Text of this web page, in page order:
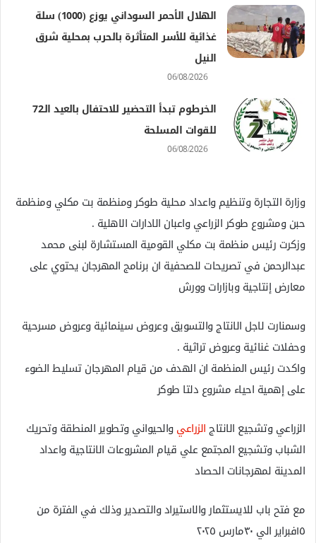
الهلال الأحمر السوداني يوزع (1000) سلة
غذائية للأسر المتأثرة بالحرب بمحلية شرق
النيل
06/08/2026
الخرطوم تبدأ التحضير للاحتفال بالعيد الـ72
للقوات المسلحة
06/08/2026
وزارة التجارة وتنظيم واعداد محلية طوكر ومنظمة بت مكلي ومنظمة
حبن ومشروع طوكر الزراعي واعبان الادارات الاهلية .
وزكرت رئيس منظمة بت مكلي القومية المستشارة لبنى محمد
عبدالرحمن في تصريحات للصحفية ان برنامج المهرجان يحتوي على
معارض إنتاجية وبازارات وورش
وسمنارت لاجل الانتاج والتسويق وعروض سينمائية وعروض مسرحية
وحفلات غنائية وعروض تراثية .
واكدت رئيس المنظمة ان الهدف من قيام المهرجان تسليط الضوء
على إهمية احياء مشروع دلتا طوكر
الزراعي وتشجيع الانتاجالزراعيوالحيواني وتطوير المنطقة وتحريك
الشباب وتشجيع المجتمع علي قيام المشروعات الانتاجية واعداد
المدينة لمهرجانات الحصاد
مع فتح باب للايستثمار والاستيراد والتصدير وذلك في الفترة من
١٥فبراير الي ٣٠مارس ٢٠٢٥